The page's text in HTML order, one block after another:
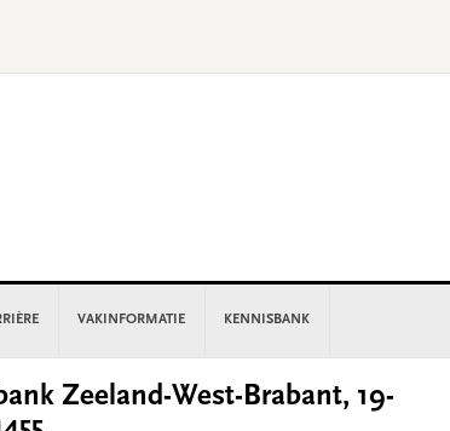
VAKINFORMATIE KENNISBANK
Zeeland-West-Brabant, 19-